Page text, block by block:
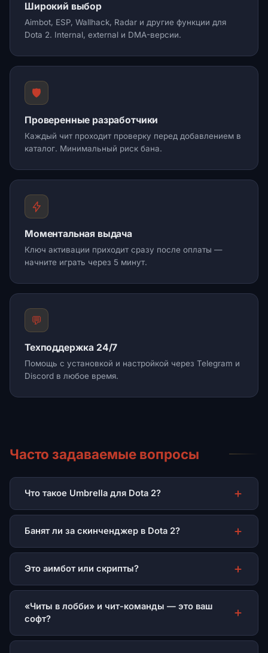
Широкий выбор
Aimbot, ESP, Wallhack, Radar и другие функции для
Dota 2. Internal, external и DMA-версии.
🛡️
Проверенные разработчики
Каждый чит проходит проверку перед добавлением в
каталог. Минимальный риск бана.
Моментальная выдача
Ключ активации приходит сразу после оплаты —
начните играть через 5 минут.
💬
Техподдержка 24/7
Помощь с установкой и настройкой через Telegram и
Discord в любое время.
Часто задаваемые вопросы
Что такое Umbrella для Dota 2?
Банят ли за скинченджер в Dota 2?
Это аимбот или скрипты?
«Читы в лобби» и чит-команды — это ваш
софт?